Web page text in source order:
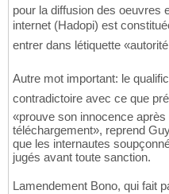
pour la diffusion des oeuvres
internet (Hadopi) est
entrer dans létiquette
Autre mot important: le
contradictoire avec ce que
«prouve son innocence
téléchargement», reprend
que les internautes
jugés avant toute sanction.
Lamendement Bono, qui fait